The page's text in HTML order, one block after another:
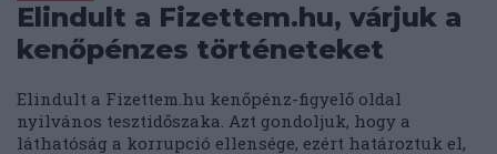
Elindult a Fizettem.hu, várjuk a
kenőpénzes történeteket
Elindult a Fizettem.hu kenőpénz-figyelő oldal
nyilvános tesztidőszaka. Azt gondoljuk, hogy a
láthatóság a korrupció ellensége, ezért határoztuk el,